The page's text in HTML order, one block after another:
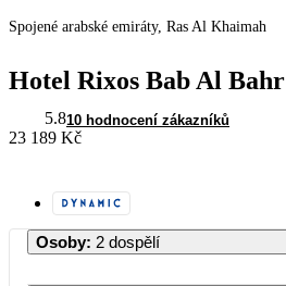
Spojené arabské emiráty, Ras Al Khaimah
Hotel Rixos Bab Al Bahr
5.810 hodnocení zákazníků
23 189 Kč
Osoby: 2 dospělí